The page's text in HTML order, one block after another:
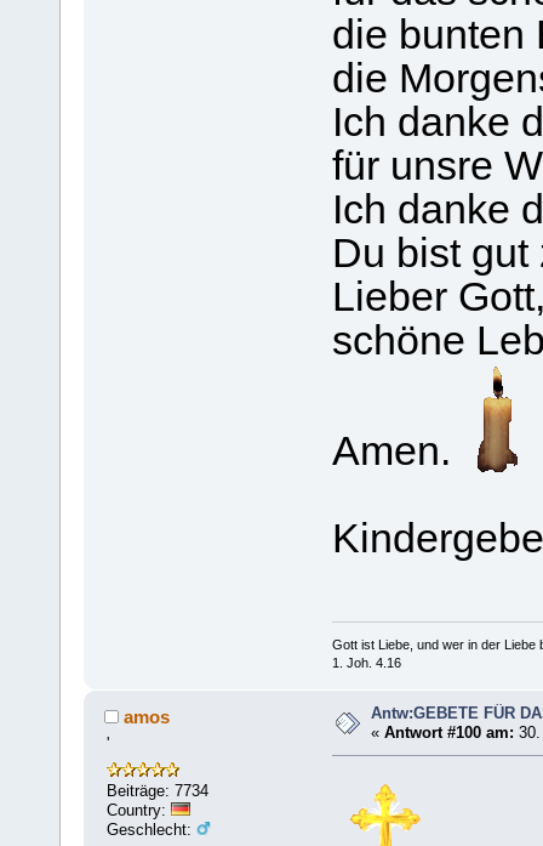
die bunten
die
Ich danke
für unsre
Ich danke
Du bist gut
Lieber
schöne
Amen.
Gott ist Liebe, und wer in der Liebe
1. Joh. 4.16
amos
'
Beiträge: 7734
Country:
Geschlecht:
Antw:GEBETE FÜR
«Antwort #100 am: